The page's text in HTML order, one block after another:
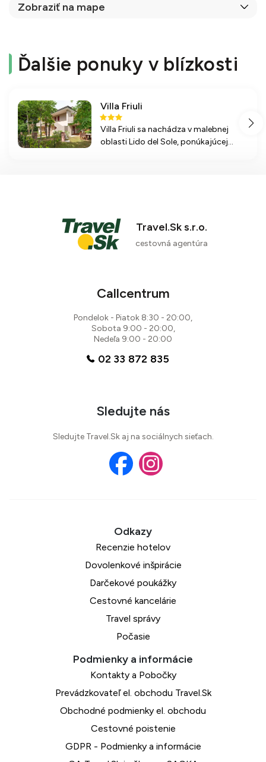
Zobraziť na mape
Ďalšie ponuky v blízkosti
Villa Friuli
Villa Friuli sa nachádza v malebnej
oblasti Lido del Sole, ponúkajúcej
Travel.Sk s.r.o.
cestovná agentúra
Callcentrum
Pondelok - Piatok 8:30 - 20:00,
Sobota 9:00 - 20:00,
Nedeľa 9:00 - 20:00
02 33 872 835
Sledujte nás
Sledujte Travel.Sk aj na sociálnych sieťach.
Recenzie hotelov
Dovolenkové inšpirácie
Darčekové poukážky
Cestovné kancelárie
Travel správy
Počasie
Kontakty a Pobočky
Prevádzkovateľ el. obchodu Travel.Sk
Obchodné podmienky el. obchodu
Cestovné poistenie
GDPR - Podmienky a informácie